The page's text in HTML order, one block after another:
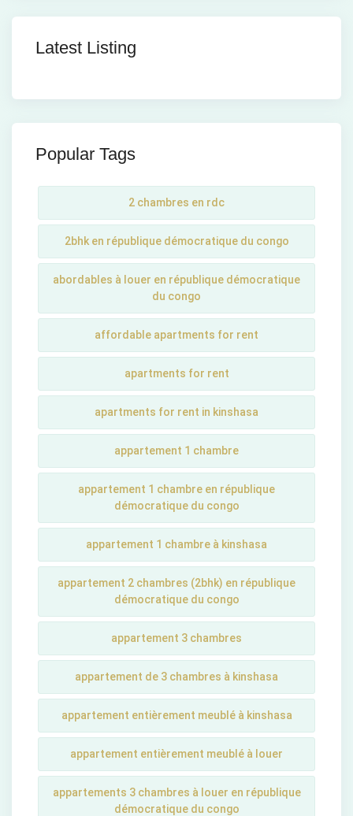
Latest Listing
Popular Tags
2 chambres en rdc
2bhk en république démocratique du congo
abordables à louer en république démocratique
du congo
affordable apartments for rent
apartments for rent
apartments for rent in kinshasa
appartement 1 chambre
appartement 1 chambre en république
démocratique du congo
appartement 1 chambre à kinshasa
appartement 2 chambres (2bhk) en république
démocratique du congo
appartement 3 chambres
appartement de 3 chambres à kinshasa
appartement entièrement meublé à kinshasa
appartement entièrement meublé à louer
appartements 3 chambres à louer en république
démocratique du congo